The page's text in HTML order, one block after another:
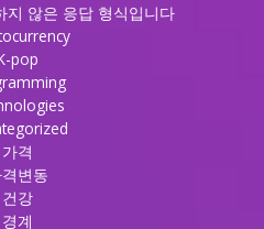
지 않은 응답 형식입니다
pop
가격
변동
건강
경계